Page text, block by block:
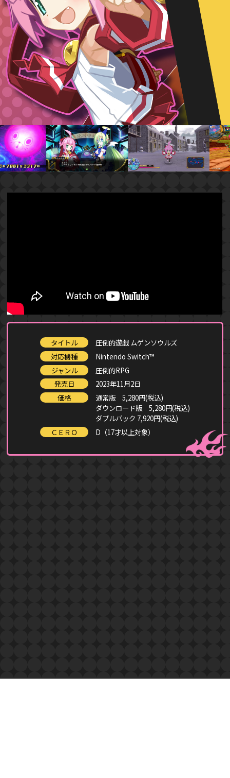
タイトル
圧倒的遊戯 ムゲンソウルズ
対応機種
Nintendo Switch™
ジャンル
圧倒的RPG
発売日
2023年11月2日
価格
通常版 5,280円(税込)
ダウンロード版 5,280円(税込)
ダブルパック 7,920円(税込)
ＣＥＲＯ
D（17才以上対象）